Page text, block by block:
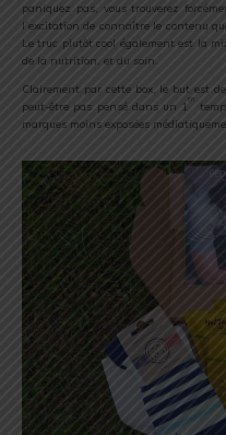
paniquez pas, vous trouverez
l’excitation de connaître le contenu
Le truc plutôt cool également est la
de la nutrition, et du soin.
Clairement par cette box, le but est
peut-être pas pensé dans un 1
er
marques moins exposées